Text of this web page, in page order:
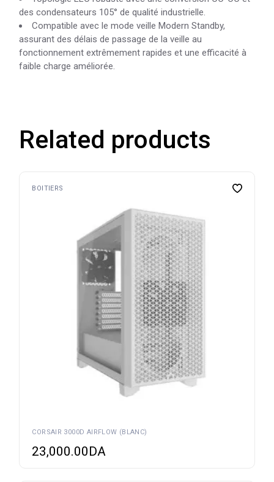
des condensateurs 105° de qualité industrielle.
Compatible avec le mode veille Modern Standby,
assurant des délais de passage de la veille au
fonctionnement extrêmement rapides et une efficacité à
faible charge améliorée.
Related products
BOITIERS
CORSAIR 3000D AIRFLOW (BLANC)
23,000.00DA